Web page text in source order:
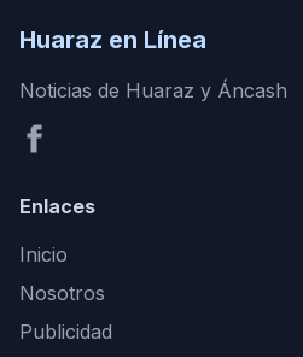
Huaraz en Línea
Noticias de Huaraz y Áncash
Enlaces
Inicio
Nosotros
Publicidad